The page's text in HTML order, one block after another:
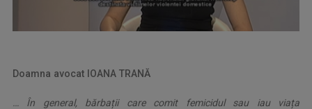
Doamna avocat IOANA TRANĂ
… În general, bărbații care comit femicidul sau iau viața